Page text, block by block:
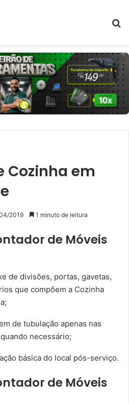
Cozinha em
2019 1 minuto de leitura
de Móveis
de divisões, portas, gavetas,
que compõem a Cozinha
de tubulação apenas nas
necessário;
básica do local pós-serviço.
de Móveis